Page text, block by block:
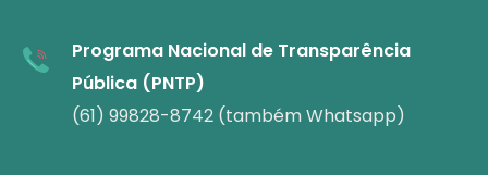
Programa Nacional de Transparência
Pública (PNTP)
(61) 99828-8742 (também Whatsapp)